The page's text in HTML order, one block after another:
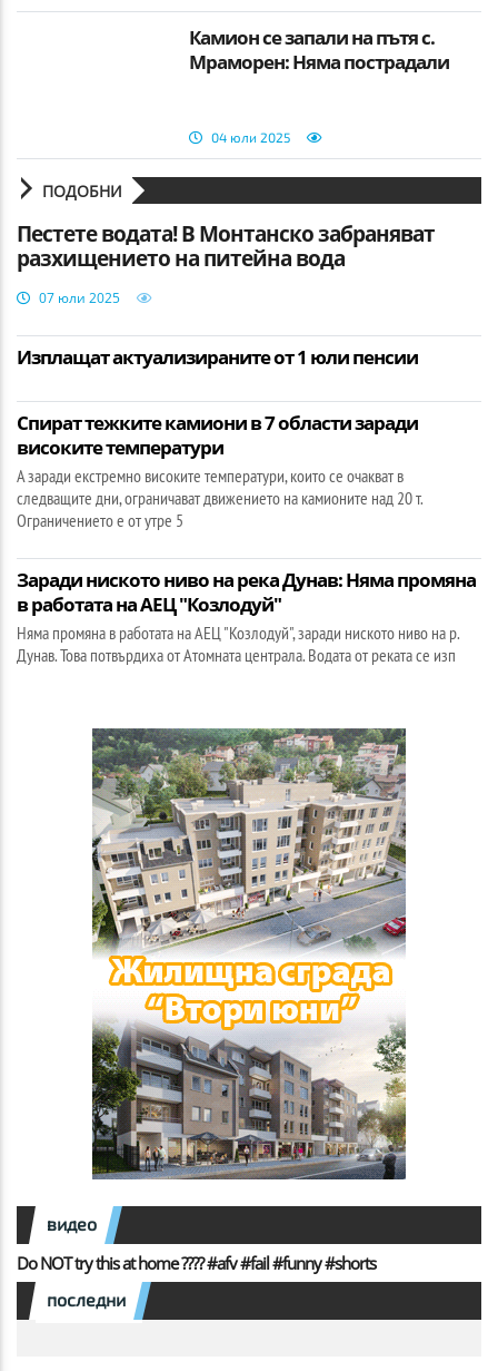
Камион се запали на пътя с.
Мраморен: Няма пострадали
04 юли 2025
ПОДОБНИ
Пестете водата! В Монтанско забраняват
разхищението на питейна вода
07 юли 2025
Изплащат актуализираните от 1 юли пенсии
Спират тежките камиони в 7 области заради
високите температури
А заради екстремно високите температури, които се очакват в
следващите дни, ограничават движението на камионите над 20 т.
Ограничението е от утре 5
Заради ниското ниво на река Дунав: Няма промяна
в работата на АЕЦ "Козлодуй"
Няма промяна в работата на АЕЦ "Козлодуй", заради ниското ниво на р.
Дунав. Това потвърдиха от Атомната централа. Водата от реката се изп
видео
Do NOT try this at home ???? #afv #fail #funny #shorts
последни